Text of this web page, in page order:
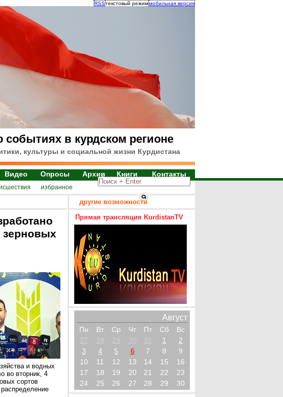
RSSтекстовый режиммобильная версия
событиях в курдском регионе
культуры и социальной жизни Курдистана
Видео Опросы Архив Книги Контакты
избранное
зерновых
и водных
во вторник, 4
сортов
другие возможности
Прямая трансляция KurdistanTV
Август
Пн Вт Ср Чт Пт Сб
Вс
27
28 29 30 31 1
2
3
4 5 6 7 8
9
10
11 12 13 14 15
16
17
18 19 20 21 22
23
24
25 26 27 28 29 30